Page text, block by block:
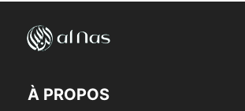
À PROPOS